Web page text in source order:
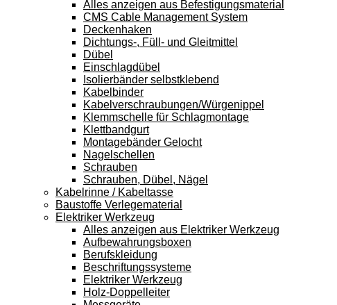
Alles anzeigen aus Befestigungsmaterial
CMS Cable Management System
Deckenhaken
Dichtungs-, Füll- und Gleitmittel
Dübel
Einschlagdübel
Isolierbänder selbstklebend
Kabelbinder
Kabelverschraubungen/Würgenippel
Klemmschelle für Schlagmontage
Klettbandgurt
Montagebänder Gelocht
Nagelschellen
Schrauben
Schrauben, Dübel, Nägel
Kabelrinne / Kabeltasse
Baustoffe Verlegematerial
Elektriker Werkzeug
Alles anzeigen aus Elektriker Werkzeug
Aufbewahrungsboxen
Berufskleidung
Beschriftungssysteme
Elektriker Werkzeug
Holz-Doppelleiter